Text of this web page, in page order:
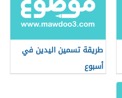
طريقة تسمين اليدين في
أسبوع